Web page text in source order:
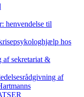
henvendelse til
hos
sekretariat &
af